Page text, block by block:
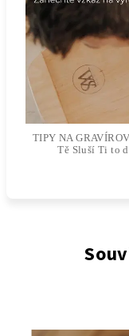
TIPY NA
Tě Sluší Ti to